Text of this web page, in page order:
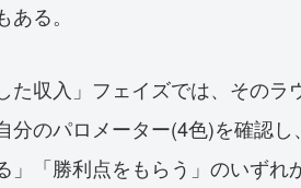
る。
た収入」フェイズでは、その
分のパロメーター(4色)を確認
「勝利点をもらう」のいずれ